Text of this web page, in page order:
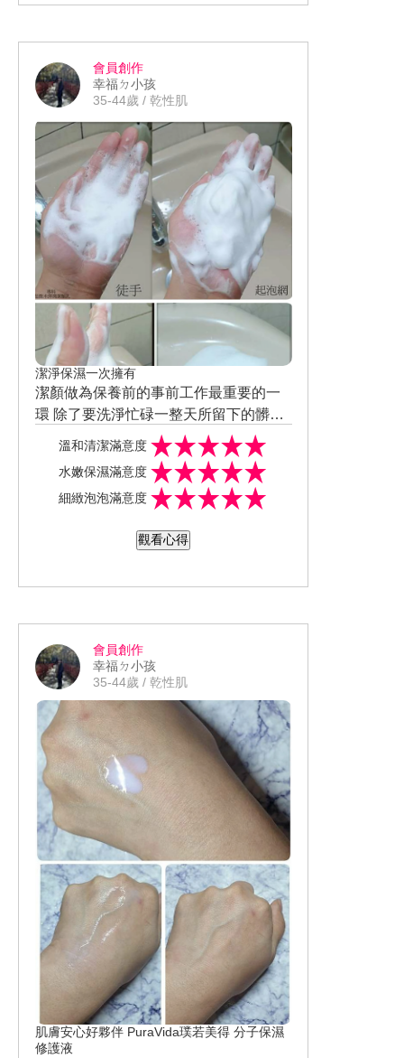
純維他命C的不穩定性 並以最溫和的方
回就能感受到精華液已經被肌膚給接收
更是一款早晚皆能使用的精華產品
用肉眼來看甚至是用手觸摸都是非常細
膩水嫩
本身膚況如上面敘述的-長期上晚班導致
越來越晚睡 仔細觀察除了整體膚色偏暗
同時油光感也頗重 真的有種看起來就很
勞累的感覺
來更平滑些 幾乎沒有顆粒感 上妝後的持
妝度也有變得比較好 特別是眼下、法令
紋更不會卡粉 除此之外真的亮白了不少
總算有點人氣了!!! 沒有這麼疲勞菜菜臉
這時那怕只是簡單用妝前乳+蜜粉均勻並
提亮膚色 再加上少許潤色唇膏+腮紅來打
底補足紅潤感 照樣依舊非常元氣滿滿!!!!
一點都沒有昨夜才熬穿夜的勞累感 這對
於習慣性急急忙忙才出門上班的我來說
根本是超級偷懶小心機
所以作息總是不正常、就愛拿手機亂亂
刷的人 這一罐亮亮瓶真的沒在叫假的!!!
趕快來擁有它吧~~
會員創作
幸福ㄉ小孩
35-44歲 / 乾性肌
潔淨保濕一次擁有
潔顏做為保養前的事前工作最重要的一
環 除了要洗淨忙碌一整天所留下的髒污
外 還要能洗後水潤不顯乾澀
而豐富又濃郁的泡沫更是能減少不避要
的摩擦 增添心靈和視覺上的療癒感 全
新升級的超微米彈潤潔顏乳 不但擁有黃
金王冠比例的微米養肌泡泡外 還添加6
主打潔淨×保濕×柔嫩肌膚 一次滿足!! 質
花香調 還是無添加礦物油、Paraben防
然!! 即使徒手來起泡也非常濃密 細看泡
沫之間也很緊致不鬆散
本來還想說濃郁的質地應該不好溶於水
沒想到輕搓幾下立馬化成水接著就跑出
量下 泡沫完全是反倍成長~ 光看就覺得
或是變型 還是很堅挺的固定在手心上 透
不好清理 基本上水帶到之處泡沫就會隨
著水流消失 無須費心搓揉 就連一般要注
即使放置超過15分鐘再看泡沫還是很紮
實不扁塌 甚至沒有大顆的空隙感 洗後
的觸感除了很潔淨不乾澀外 還多了一份
水潤感 同時膚色也變得透亮些
肌膚也不會乾到緊繃 以這樣清透滑嫩的
變得更好 水潤保濕超微米瞬效精華(小
術 其中晶球更是包覆滿滿「黃金比例三
重玻尿酸」並保濕續航力長達48小時 非
時它是一款專為台灣悶熱氣候所研發的
產品 甚至是油肌的好朋友 海水藍的外觀
與透明的質地更是讓人眼睛為之一亮 看
著都覺得清爽起來了 質地是流動偏快的
液體 除了有膠原蛋白& 三重玻尿酸來提
升肌膚含水量外
蜜萃取等高保濕成分 採滴管設計更能精
的安心好夥伴 擁有像水一般的順滑輕盈
的觸感 所以非常好延跟推開 即使用量不
我意外的是以往只要用到像凝露質地的
產品 多少都會伴隨吸收慢或是黏膩感過
重的問題 但這款卻是很好吸收 按摩不到
一分鐘的時間就能變得相當乾爽 而且吸
收後完全沒有任何黏膩或有回黏的現象
只留下淡淡的潤澤感 這樣的特性也很適
合用來當妝前保養 再也不用擔心保養品
太滋潤而讓後續妝感不貼妝起屑
油光感 不過若是本身偏乾肌或是需要長
時間待在冷氣房、偏秋冬季後 後續可以
最後這樣優秀的爽膚水潤感 入手價卻是
非常親民 !! 真的很建議盛夏中極度不愛
黏的肌膚觸感
超微潤潔顏乳 #微米養肌泡泡
@senkataiwan @ibeautyreport.tw
溫和清潔滿意度
水嫩保濕滿意度
細緻泡泡滿意度
觀看心得
會員創作
幸福ㄉ小孩
35-44歲 / 乾性肌
肌膚安心好夥伴 PuraVida璞若美得 分子保濕
修護液